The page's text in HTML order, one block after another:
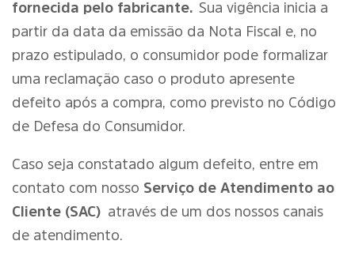
fornecida pelo fabricante. Sua vigência inicia a
partir da data da emissão da Nota Fiscal e, no
prazo estipulado, o consumidor pode formalizar
uma reclamação caso o produto apresente
defeito após a compra, como previsto no Código
de Defesa do Consumidor.
Caso seja constatado algum defeito, entre em
contato com nosso Serviço de Atendimento ao
Cliente (SAC) através de um dos nossos canais
de atendimento.